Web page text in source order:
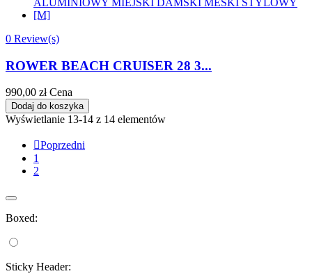
0 Review(s)
ROWER BEACH CRUISER 28 3...
990,00 zł Cena
Dodaj do koszyka
Wyświetlanie 13-14 z 14 elementów
Poprzedni
1
2
Boxed:
Sticky Header: